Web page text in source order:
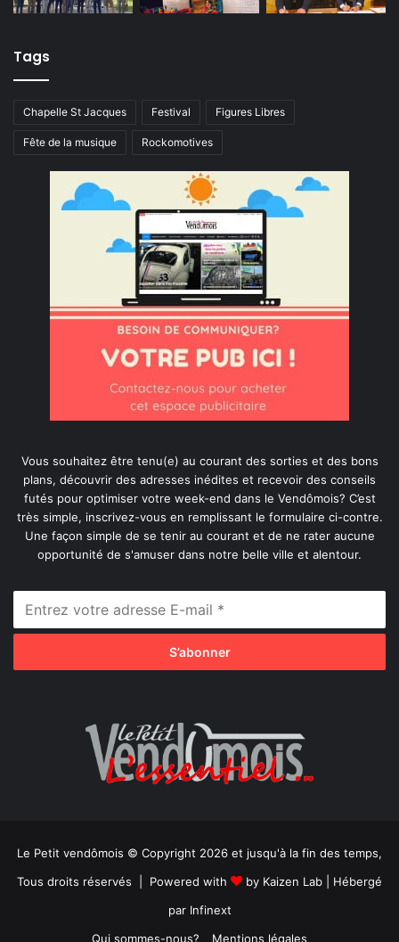
Tags
Chapelle St Jacques Festival Figures Libres
Fête de la musique Rockomotives
Vous souhaitez être tenu(e) au courant des sorties et des bons
plans, découvrir des adresses inédites et recevoir des conseils
futés pour optimiser votre week-end dans le Vendômois? C’est
très simple, inscrivez-vous en remplissant le formulaire ci-contre.
Une façon simple de se tenir au courant et de ne rater aucune
opportunité de s'amuser dans notre belle ville et alentour.
Le Petit vendômois © Copyright 2026 et jusqu'à la fin des temps,
Tous droits réservés | Powered with
by Kaizen Lab | Hébergé
par Infinext
Qui sommes-nous?
Mentions légales